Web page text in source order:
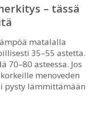
– tässä
matalalla
35–55 astetta.
70–80 asteessa. Jos
menoveden
pysty lämmittämään